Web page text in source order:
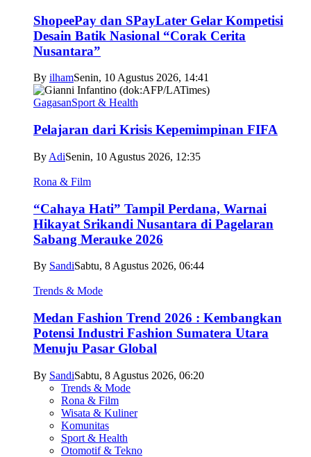
ShopeePay dan SPayLater Gelar Kompetisi
Desain Batik Nasional “Corak Cerita
Nusantara”
By ilhamSenin, 10 Agustus 2026, 14:41
GagasanSport & Health
Pelajaran dari Krisis Kepemimpinan FIFA
By AdiSenin, 10 Agustus 2026, 12:35
Rona & Film
“Cahaya Hati” Tampil Perdana, Warnai
Hikayat Srikandi Nusantara di Pagelaran
Sabang Merauke 2026
By SandiSabtu, 8 Agustus 2026, 06:44
Trends & Mode
Medan Fashion Trend 2026 : Kembangkan
Potensi Industri Fashion Sumatera Utara
Menuju Pasar Global
By SandiSabtu, 8 Agustus 2026, 06:20
Trends & Mode
Rona & Film
Wisata & Kuliner
Komunitas
Sport & Health
Otomotif & Tekno